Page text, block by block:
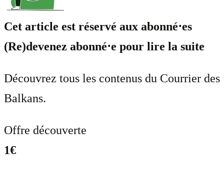
Cet article est réservé aux abonné⋅es
(Re)devenez abonné⋅e pour lire la suite
Découvrez tous les contenus du Courrier des
Balkans.
Offre découverte
1€